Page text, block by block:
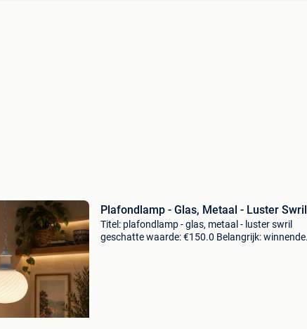
Plafondlamp - Glas, Metaal - Luster Swril
Titel: plafondlamp - glas, metaal - luster swril
geschatte waarde: €150.0 Belangrijk: winnende